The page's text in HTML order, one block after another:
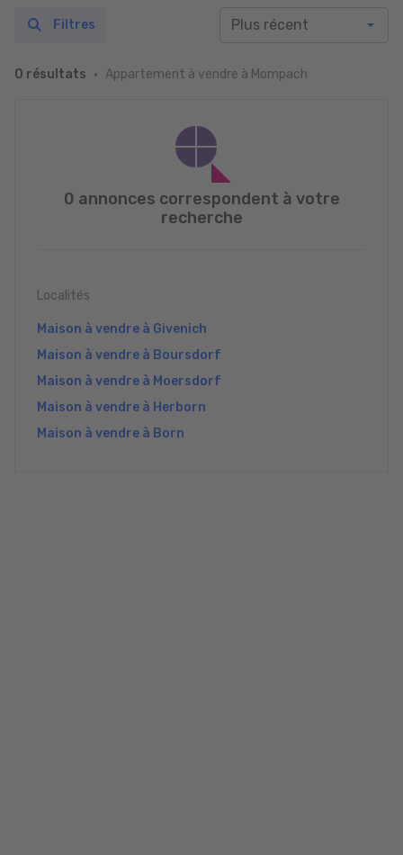
0 résultats Appartement à vendre à Mompach
Filtres
0 annonces correspondent à votre
recherche
Localités
Maison à vendre à Givenich
Maison à vendre à Boursdorf
Maison à vendre à Moersdorf
Maison à vendre à Herborn
Maison à vendre à Born